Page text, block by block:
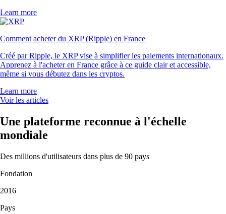
Learn more
Comment acheter du XRP (Ripple) en France
Créé par Ripple, le XRP vise à simplifier les paiements internationaux.
Apprenez à l'acheter en France grâce à ce guide clair et accessible,
même si vous débutez dans les cryptos.
Learn more
Voir les articles
Une plateforme reconnue à l'échelle
mondiale
Des millions d'utilisateurs dans plus de 90 pays
Fondation
2016
Pays